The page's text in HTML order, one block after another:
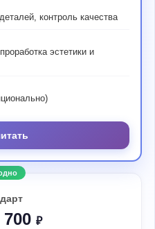
700 ₽
контроль качества
эстетики и